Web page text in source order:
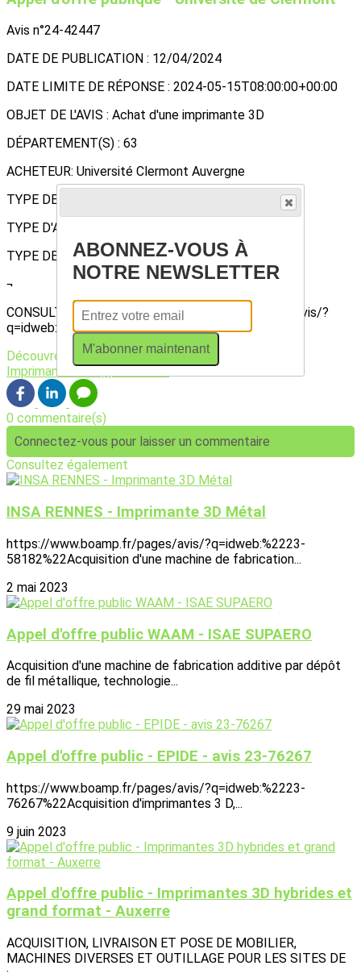
Avis n°24-42447
DATE DE PUBLICATION : 12/04/2024
DATE LIMITE DE RÉPONSE : 2024-05-15T08:00:00+00:00
OBJET DE L'AVIS : Achat d'une imprimante 3D
DÉPARTEMENT(S) : 63
ACHETEUR: Université Clermont Auvergne
TYPE DE MARCHÉ : FOURNITURES
TYPE D'AVIS : Avis de marché
TYPE DE PROCÉDURE : Procédure Ouverte
¬
CONSULTER L'AVIS : https://www.boamp.fr/pages/avis/?
q=idweb:"24-42447"
Découvrez davantage d'articles sur ces thèmes :
Imprimante 3D
0 commentaire(s)
Connectez-vous pour laisser un commentaire
Consultez également
INSA RENNES - Imprimante 3D Métal
https://www.boamp.fr/pages/avis/?q=idweb:%2223-
58182%22Acquisition d'une machine de fabrication...
2 mai 2023
Appel d'offre public WAAM - ISAE SUPAERO
Acquisition d'une machine de fabrication additive par dépôt
de fil métallique, technologie...
29 mai 2023
Appel d'offre public - EPIDE - avis 23-76267
https://www.boamp.fr/pages/avis/?q=idweb:%2223-
76267%22Acquisition d'imprimantes 3 D,...
9 juin 2023
Appel d'offre public - Imprimantes 3D hybrides et
grand format - Auxerre
ACQUISITION, LIVRAISON ET POSE DE MOBILIER,
MACHINES DIVERSES ET OUTILLAGE POUR LES SITES DE
ABONNEZ-VOUS À
NOTRE NEWSLETTER
M'abonner maintenant